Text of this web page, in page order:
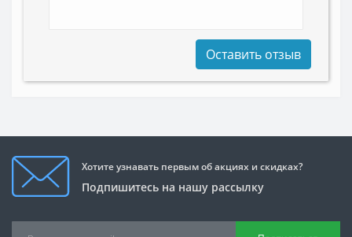
Оставить отзыв
Хотите узнавать первым об акциях и скидках?
Подпишитесь на нашу рассылку